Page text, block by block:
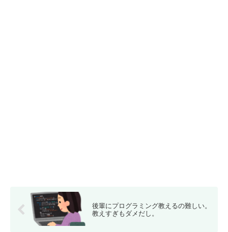
後輩にプログラミング教えるの難しい。
教えすぎもダメだし。